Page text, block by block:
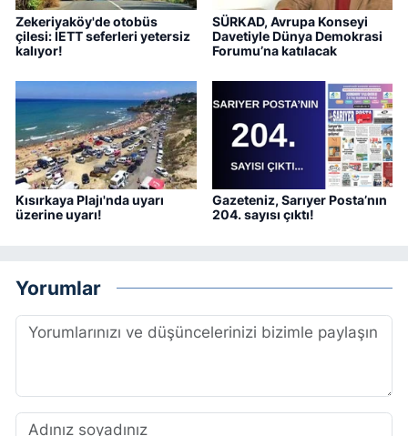
Zekeriyaköy'de otobüs
çilesi: İETT seferleri yetersiz
kalıyor!
SÜRKAD, Avrupa Konseyi
Davetiyle Dünya Demokrasi
Forumu’na katılacak
Kısırkaya Plajı'nda uyarı
üzerine uyarı!
Gazeteniz, Sarıyer Posta’nın
204. sayısı çıktı!
Yorumlar